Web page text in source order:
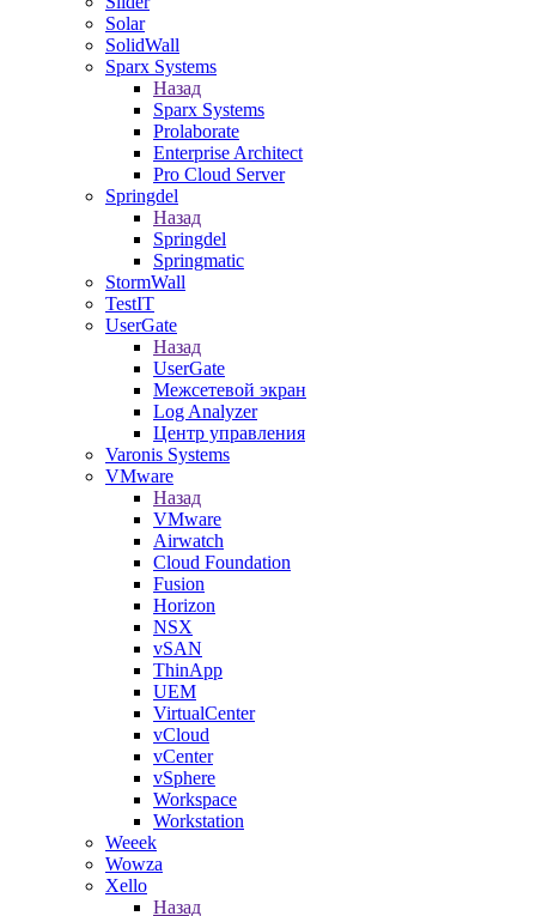
Solar
SolidWall
Sparx Systems
Назад
Sparx Systems
Prolaborate
Enterprise Architect
Pro Cloud Server
Springdel
Назад
Springdel
Springmatic
StormWall
TestIT
UserGate
Назад
UserGate
Межсетевой экран
Log Analyzer
Центр управления
Varonis Systems
VMware
Назад
VMware
Airwatch
Cloud Foundation
Fusion
Horizon
NSX
vSAN
ThinApp
UEM
VirtualCenter
vCloud
vCenter
vSphere
Workspace
Workstation
Weeek
Wowza
Xello
Назад